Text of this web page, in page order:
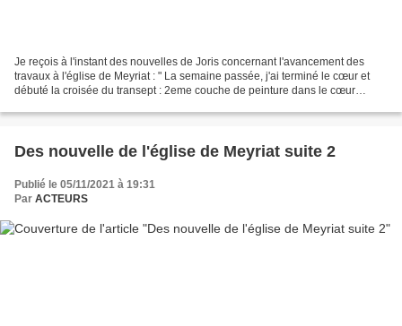
Je reçois à l'instant des nouvelles de Joris concernant l'avancement des
travaux à l'église de Meyriat : " La semaine passée, j'ai terminé le cœur et
débuté la croisée du transept : 2eme couche de peinture dans le cœur
Des nouvelle de l'église de Meyriat suite 2
Publié le 05/11/2021 à 19:31
Par ACTEURS